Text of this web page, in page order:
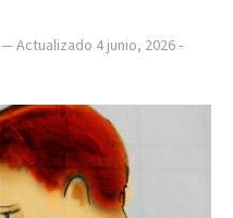
— Actualizado 4 junio, 2026 -